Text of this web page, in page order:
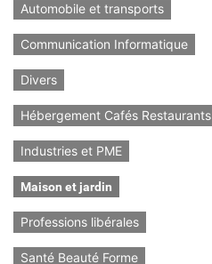
Automobile et transports
Communication Informatique
Divers
Hébergement Cafés Restaurants
Industries et PME
Maison et jardin
Professions libérales
Santé Beauté Forme